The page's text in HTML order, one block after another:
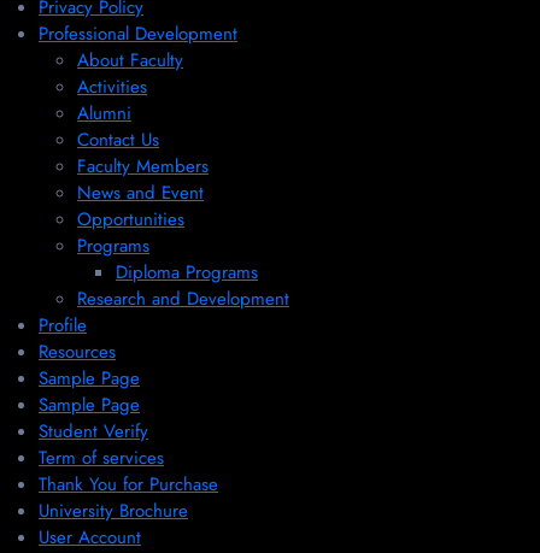
Privacy Policy
Professional Development
About Faculty
Activities
Alumni
Contact Us
Faculty Members
News and Event
Opportunities
Programs
Diploma Programs
Research and Development
Profile
Resources
Sample Page
Sample Page
Student Verify
Term of services
Thank You for Purchase
University Brochure
User Account